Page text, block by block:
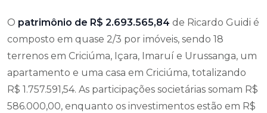
O patrimônio de R$ 2.693.565,84 de Ricardo Guidi é
composto em quase 2/3 por imóveis, sendo 18
terrenos em Criciúma, Içara, Imaruí e Urussanga, um
apartamento e uma casa em Criciúma, totalizando
R$ 1.757.591,54. As participações societárias somam R$
586.000,00, enquanto os investimentos estão em R$